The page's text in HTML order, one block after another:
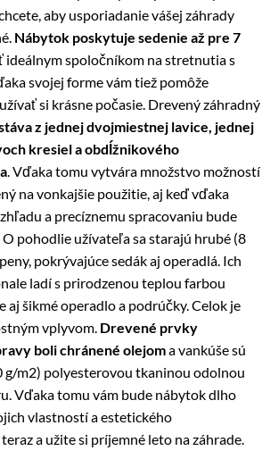
aby usporiadanie vášej záhrady
Nábytok poskytuje sedenie až pre 7
ideálnym spoločníkom na stretnutia s
svojej forme vám tiež pomôže
si krásne počasie. Drevený záhradný
z jednej dvojmiestnej lavice, jednej
kresiel a obdĺžnikového
. Vďaka tomu vytvára množstvo možností
na vonkajšie použitie, aj keď vďaka
a precíznemu spracovaniu bude
pohodlie užívateľa sa starajú hrubé (8
pokrývajúce sedák aj operadlá. Ich
ladí s prirodzenou teplou farbou
aj šikmé operadlo a podrúčky. Celok je
vplyvom. Drevené prvky
boli chránené olejoma vankúše sú
m2) polyesterovou tkaninou odolnou
Vďaka tomu vám bude nábytok dlho
vlastností a estetického
a užite si príjemné leto na záhrade.